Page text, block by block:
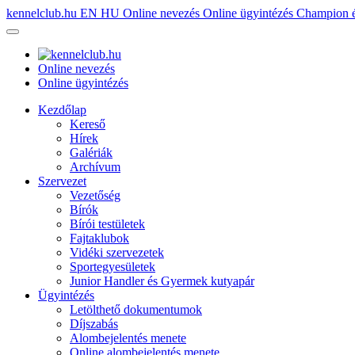
kennelclub.hu EN HU Online nevezés Online ügyintézés Champion
Online nevezés
Online ügyintézés
Kezdőlap
Kereső
Hírek
Galériák
Archívum
Szervezet
Vezetőség
Bírók
Bírói testületek
Fajtaklubok
Vidéki szervezetek
Sportegyesületek
Junior Handler és Gyermek kutyapár
Ügyintézés
Letölthető dokumentumok
Díjszabás
Alombejelentés menete
Online alombejelentés menete